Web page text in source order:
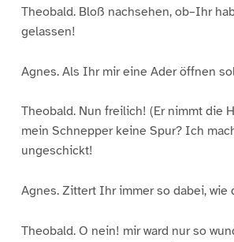
Theobald. Bloß nachsehen, ob–Ihr
gelassen!
Agnes. Als Ihr mir eine Ader öffnen
Theobald. Nun freilich! (Er nimmt die
mein Schnepper keine Spur? Ich
ungeschickt!
Agnes. Zittert Ihr immer so dabei, wie
Theobald. O nein! mir ward nur so